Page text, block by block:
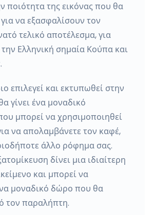
ποιότητα της εικόνας που θα
για να εξασφαλίσουν τον
τελικό αποτέλεσμα, για
την Ελληνική σημαία Κούπα και
επιλεγεί και εκτυπωθεί στην
γίνει ένα μοναδικό
μπορεί να χρησιμοποιηθεί
να απολαμβάνετε τον καφέ,
άλλο ρόφημα σας.
δίνει μια ιδιαίτερη
και μπορεί να
μοναδικό δώρο που θα
τον παραλήπτη.